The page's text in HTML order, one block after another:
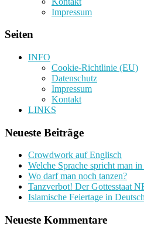
Impressum
Seiten
INFO
Cookie-Richtlinie (EU)
Datenschutz
Impressum
Kontakt
LINKS
Neueste Beiträge
Crowdwork auf Englisch
Welche Sprache spricht man
Wo darf man noch tanzen?
Tanzverbot! Der Gottesstaat
Islamische Feiertage in
Neueste Kommentare